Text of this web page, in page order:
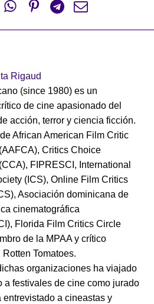
   
Rigaud
(since 1980) es un
de cine apasionado del
acción, terror y ciencia ficción.
African American Film Critic
Critics Choice
FIPRESCI, International
(ICS), Online Film Critics
Asociación dominicana de
cinematográfica
Florida Film Critics Circle
de la MPAA y crítico
Tomatoes.
organizaciones ha viajado
a festivales de cine como jurado
entrevistado a cineastas y